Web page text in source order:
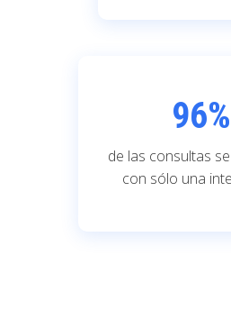
96%
de las consultas
con sólo una